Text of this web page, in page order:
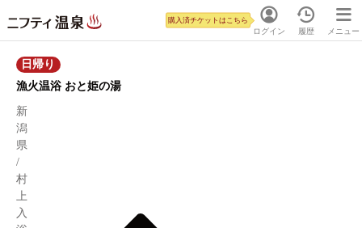
ログイン
購入済チケットはこちら
履歴 メニュー
日帰り
漁火温浴 おと姫の湯
新
潟
県
/
村
上
入